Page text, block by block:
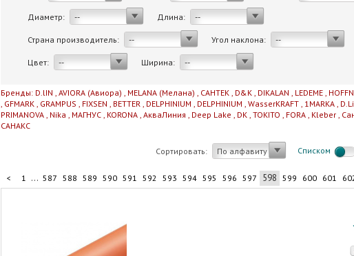
Диаметр: -- Длина: --
Страна производитель: -- Угол наклона: --
Цвет: -- Ширина: --
Бренды: D.lIN , AVIORA (Авиора) , MELANA (Мелана) , САНТЕК , D&K , DIKALAN , LEDEME ,
, GFMARK , GRAMPUS , FIXSEN , BETTER , DELPHINIUM , DELPHINIUM , WasserKRAFT , 1MARKA ,
PRIMANOVA , Nika , МАГНУС , KORONA , АкваЛиния , Deep Lake , DK , TOKITO , FORA , Kleber ,
САНАКС
Сортировать: По алфавиту Cписком
< 1 ... 587 588 589 590 591 592 593 594 595 596 597 598 599 600 601